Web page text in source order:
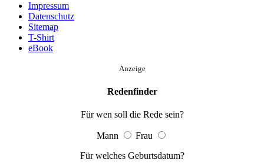
Impressum
Datenschutz
Sitemap
T-Shirt
eBook
Anzeige
Redenfinder
Für wen soll die Rede sein?
Mann
Frau
Für welches Geburtsdatum?